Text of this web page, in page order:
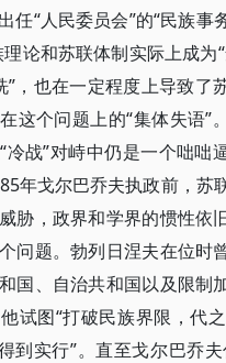
任“人民委员会”的“民族事
论和苏联体制实际上成为“
”，也在一定程度上导致了
这个问题上的“集体失语”
冷战”对峙中仍是一个咄咄
年戈尔巴乔夫执政前，苏
胁，政界和学界的惯性依
问题。勃列日涅夫在位时
国、自治共和国以及限制
试图“打破民族界限，代
到实行”。直至戈尔巴乔夫